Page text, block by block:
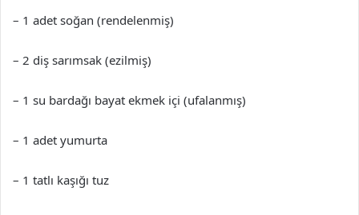
– 1 adet soğan (rendelenmiş)
– 2 diş sarımsak (ezilmiş)
– 1 su bardağı bayat ekmek içi (ufalanmış)
– 1 adet yumurta
– 1 tatlı kaşığı tuz